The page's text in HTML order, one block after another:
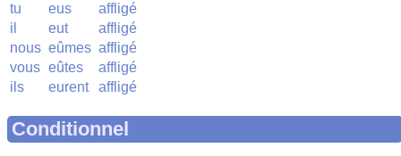
tu
eus
affligé
il
eut
affligé
nous eûmes affligé
vous eûtes
affligé
ils
eurent affligé
Conditionnel